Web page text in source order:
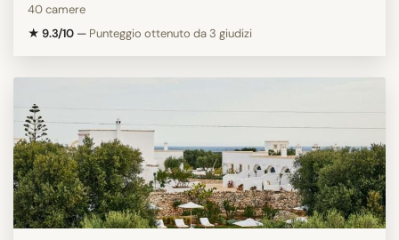
40 camere
★ 9.3/10 — Punteggio ottenuto da 3 giudizi